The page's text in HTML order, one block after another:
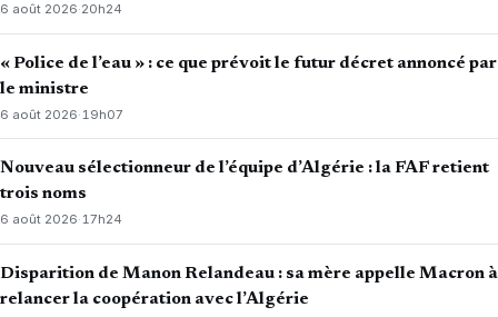
6 août 2026·20h24
« Police de l’eau » : ce que prévoit le futur décret annoncé par
le ministre
6 août 2026· 19h07
Nouveau sélectionneur de l’équipe d’Algérie : la FAF retient
trois noms
6 août 2026·17h24
Disparition de Manon Relandeau : sa mère appelle Macron à
relancer la coopération avec l’Algérie